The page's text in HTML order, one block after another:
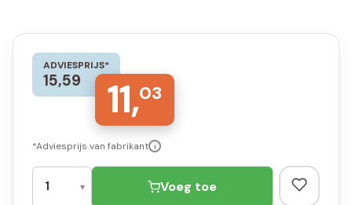
ADVIESPRIJS*
15,59 11,03
*Adviesprijs van fabrikant i
Voeg toe